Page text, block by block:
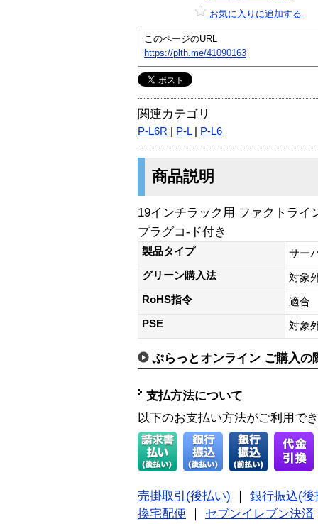
お気に入りに追加する
このページのURL
https://plth.me/41090163
関連カテゴリ
P-L6R P-L| P-L6
商品説明
19インチラック用 ファクトライ
プラグコ-ド付き
製品タイプ
サー
グリーン購入法
対象
RoHS指令
適合
PSE
対象
ぷらっとオンライン ご購入の
支払方法について
以下のお支払い方法がご利用で
売掛取引(後払い)
銀行振込(後
換宅配便
セブンイレブン決済